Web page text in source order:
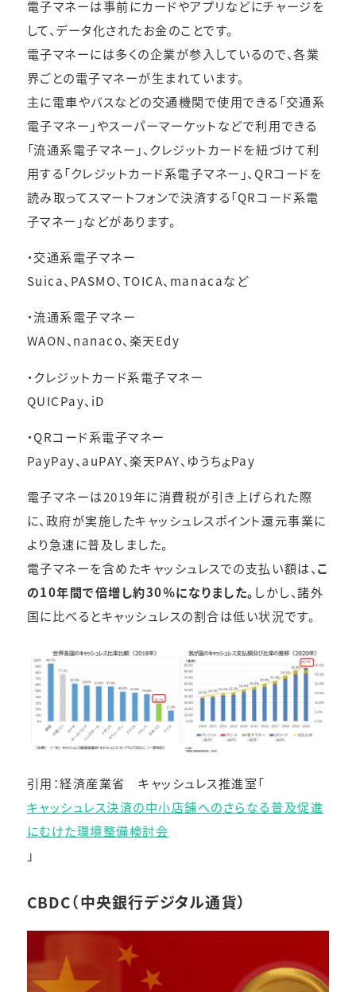
電子マネーは事前にカードやアプリなどにチャージを
して、データ化されたお金のことです。
電子マネーには多くの企業が参入しているので、各業
界ごとの電子マネーが生まれています。
主に電車やバスなどの交通機関で使用できる「交通系
電子マネー」やスーパーマーケットなどで利用できる
「流通系電子マネー」、クレジットカードを紐づけて利
用する「クレジットカード系電子マネー」、QRコードを
読み取ってスマートフォンで決済する「QRコード系電
子マネー」などがあります。
・交通系電子マネー
Suica、PASMO、TOICA、manacaなど
・流通系電子マネー
WAON、nanaco、楽天Edy
・クレジットカード系電子マネー
QUICPay、iD
・QRコード系電子マネー
PayPay、auPAY、楽天PAY、ゆうちょPay
電子マネーは2019年に消費税が引き上げられた際
に、政府が実施したキャッシュレスポイント還元事業に
より急速に普及しました。
電子マネーを含めたキャッシュレスでの支払い額は、 こ
の10年間で倍増し約30％になりました。 しかし、諸外
国に比べるとキャッシュレスの割合は低い状況です。
引用：経済産業省 キャッシュレス推進室「
キャッシュレス決済の中小店舗へのさらなる普及促進
にむけた環境整備検討会
」
CBDC（中央銀行デジタル通貨）